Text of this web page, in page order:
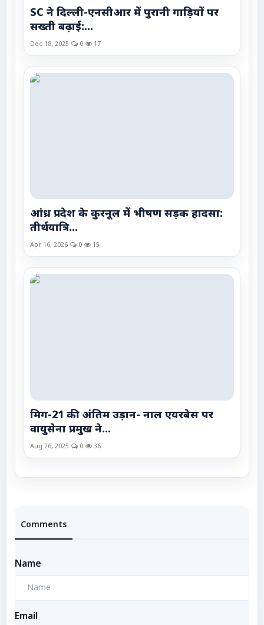
SC ने दिल्ली-एनसीआर में पुरानी गाड़ियों पर
सख्ती बढ़ाई:...
Dec 18, 2025 0 17
आंध्र प्रदेश के कुरनूल में भीषण सड़क हादसा:
तीर्थयात्रि...
Apr 16, 2026 0 15
मिग-21 की अंतिम उड़ान- नाल एयरबेस पर
वायुसेना प्रमुख ने...
Aug 26, 2025 0 36
Comments
Name
Email